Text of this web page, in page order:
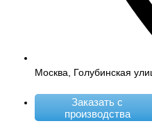
Москва, Голубинская
Заказать с
производства